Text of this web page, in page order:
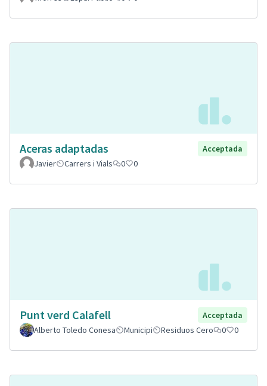
Aceras adaptadas
Acceptada
Javier
Carrers i Vials 0 0
Punt verd Calafell
Acceptada
Alberto Toledo Conesa
Municipi Residuos Cero 0 0